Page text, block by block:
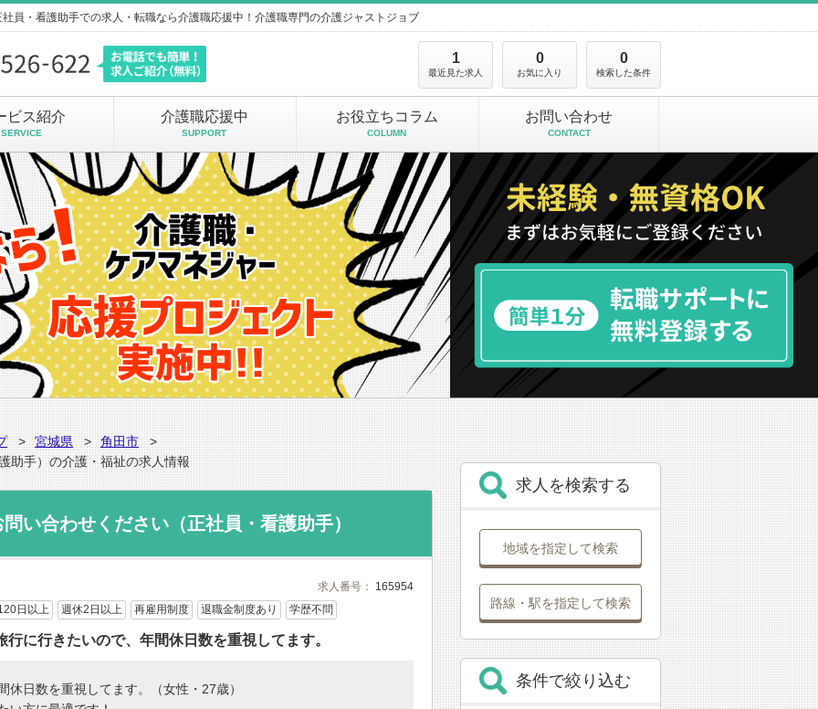
員・看護助手での求人・転職なら介護職応援中！介護職専門の介護ジャストジョブ
1
最近見た求人
0
お気に入り
0
検索した条件
ビス紹介
SERVICE
介護職応援中
SUPPORT
お役立ちコラム
COLUMN
お問い合わせ
CONTACT
宮城県
角田市
助手）の介護・福祉の求人情報
い合わせください（正社員・看護助手）
求人番号：
165954
日以上
週休2日以上 再雇用制度 退職金制度あり 学歴不問
に行きたいので、年間休日数を重視してます。
日数を重視してます。（女性・27歳）
求人を検索する
地域を指定して検索
路線・駅を指定して検索
条件で絞り込む